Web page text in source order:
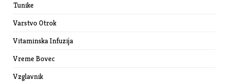
Tunike
Varstvo Otrok
Vitaminska Infuzija
Vreme Bovec
Vzglavnik